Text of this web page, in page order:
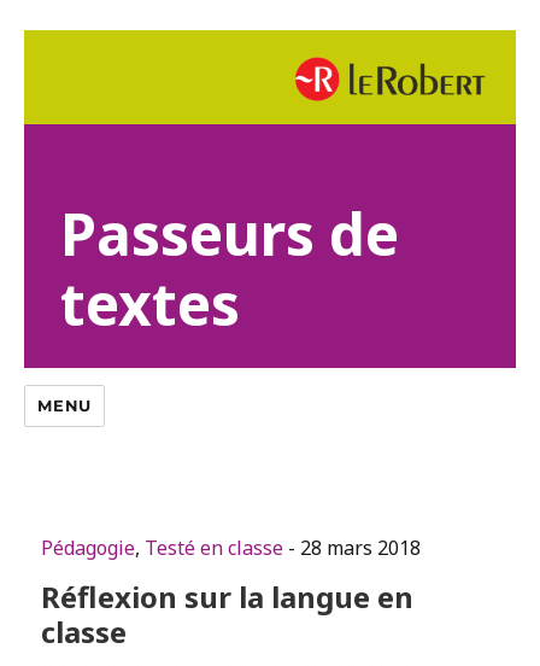
Passeurs de
textes
MENU
Pédagogie, Testé en classe - 28 mars 2018
Réflexion sur la langue en
classe